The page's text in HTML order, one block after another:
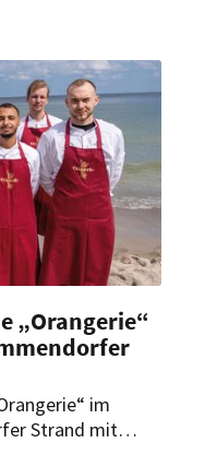
übergeben.
„Orangerie“
im
Strand mit